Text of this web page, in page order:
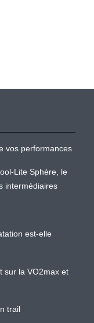
vos performances
Lite Sphère, le
intermédiaires
est-elle
sur la VO2max et
trail